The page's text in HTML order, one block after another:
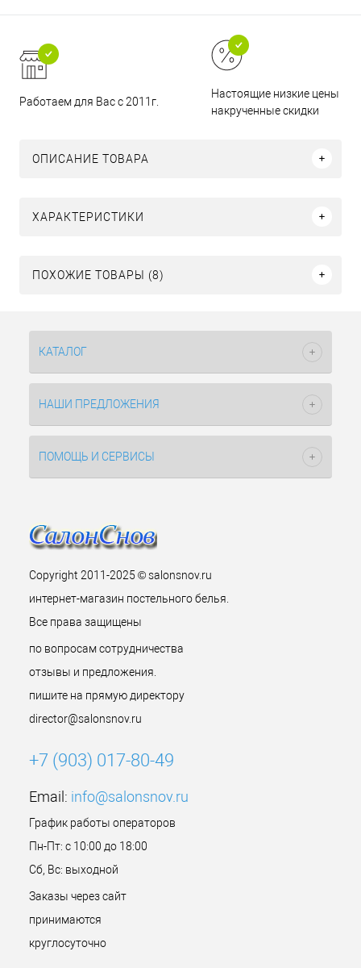
Работаем для Вас с 2011г.
Настоящие низкие цены и
накрученные скидки
ОПИСАНИЕ ТОВАРА
ХАРАКТЕРИСТИКИ
ПОХОЖИЕ ТОВАРЫ (8)
КАТАЛОГ
НАШИ ПРЕДЛОЖЕНИЯ
ПОМОЩЬ И СЕРВИСЫ
Copyright 2011-2025 © salonsnov.ru
интернет-магазин постельного белья.
Все права защищены
по вопросам сотрудничества
отзывы и предложения.
пишите на прямую директору
director@salonsnov.ru
+7 (903) 017-80-49
Email: info@salonsnov.ru
График работы операторов
Пн-Пт: с 10:00 до 18:00
Сб, Вс: выходной
Заказы через сайт
принимаются
круглосуточно